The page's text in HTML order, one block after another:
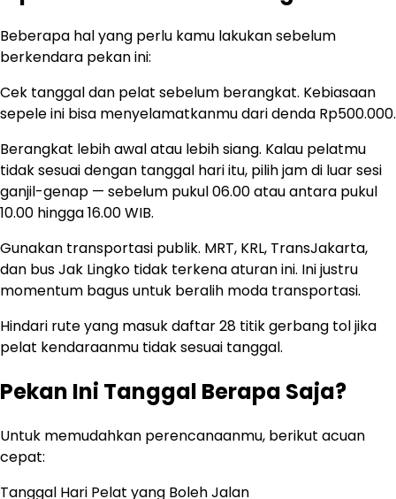
Beberapa hal yang perlu kamu lakukan sebelum
berkendara pekan ini:
Cek tanggal dan pelat sebelum berangkat. Kebiasaan
sepele ini bisa menyelamatkanmu dari denda Rp500.000.
Berangkat lebih awal atau lebih siang. Kalau pelatmu
tidak sesuai dengan tanggal hari itu, pilih jam di luar sesi
ganjil-genap — sebelum pukul 06.00 atau antara pukul
10.00 hingga 16.00 WIB.
Gunakan transportasi publik. MRT, KRL, TransJakarta,
dan bus Jak Lingko tidak terkena aturan ini. Ini justru
momentum bagus untuk beralih moda transportasi.
Hindari rute yang masuk daftar 28 titik gerbang tol jika
pelat kendaraanmu tidak sesuai tanggal.
Pekan Ini Tanggal Berapa Saja?
Untuk memudahkan perencanaanmu, berikut acuan
cepat:
Tanggal Hari Pelat yang Boleh Jalan